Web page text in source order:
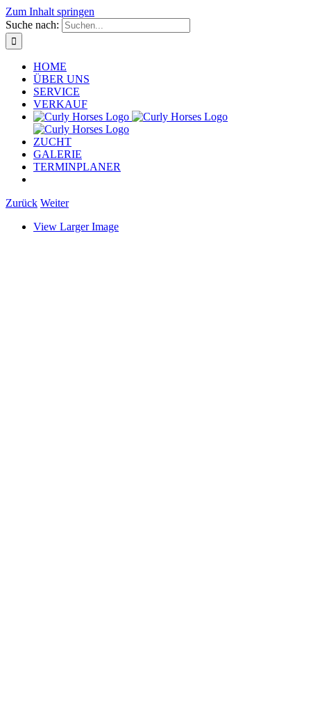
Zum Inhalt springen
Suche nach:
HOME
ÜBER UNS
SERVICE
VERKAUF
ZUCHT
GALERIE
TERMINPLANER
Zurück Weiter
View Larger Image